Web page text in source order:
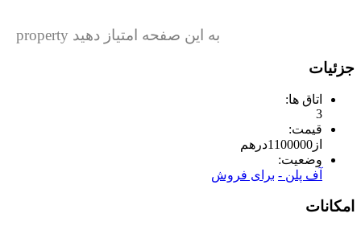
به این صفحه امتیاز دهید property
جزئیات
اتاق ها:
3
قیمت:
از 1100000درهم
وضعیت:
آف پلن - برای فروش
امکانات